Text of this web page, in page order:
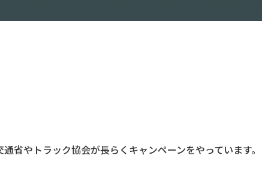
省やトラック協会が長らくキャンペーンをやっています。